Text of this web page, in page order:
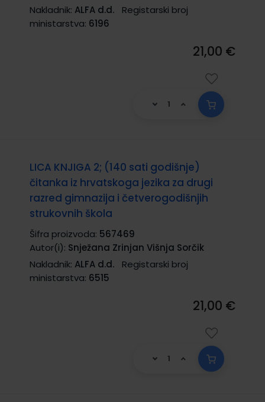
Nakladnik: ALFA d.d.
Registarski broj
ministarstva: 6196
21,00 €
LICA KNJIGA 2; (140 sati godišnje)
čitanka iz hrvatskoga jezika za drugi
razred gimnazija i četverogodišnjih
strukovnih škola
Šifra proizvoda: 567469
Autor(i): Snježana Zrinjan Višnja Sorčik
Nakladnik: ALFA d.d.
Registarski broj
ministarstva: 6515
21,00 €